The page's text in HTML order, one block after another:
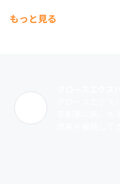
コミュニケーションツール
もっと見る